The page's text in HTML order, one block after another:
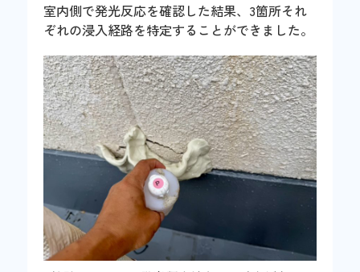
室内側で発光反応を確認した結果、3箇所それ
ぞれの浸入経路を特定することができました。